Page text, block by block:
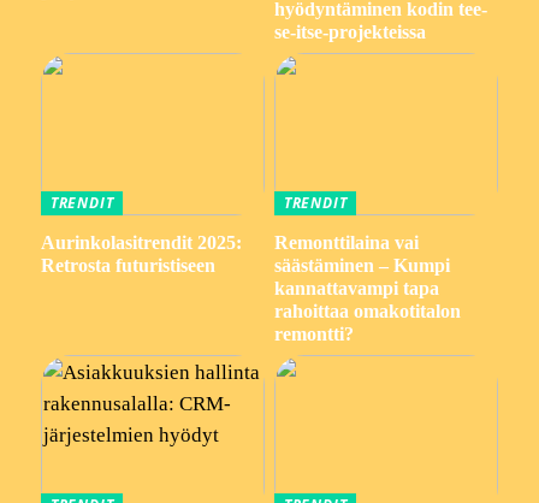
hyödyntäminen kodin tee-
se-itse-projekteissa
TRENDIT
Aurinkolasitrendit 2025:
Retrosta futuristiseen
TRENDIT
Remonttilaina vai
säästäminen – Kumpi
kannattavampi tapa
rahoittaa omakotitalon
remontti?